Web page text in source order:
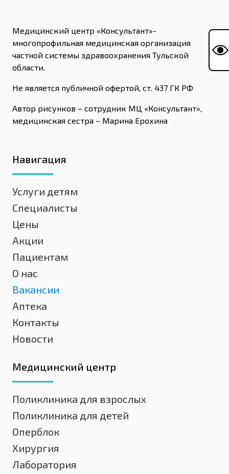
Медицинский центр «Консультант»-
многопрофильная медицинская организация
частной системы здравоохранения Тульской
области.
Не является публичной офертой, ст. 437 ГК РФ
Автор рисунков – сотрудник МЦ «Консультант»,
медицинская сестра – Марина Ерохина
Навигация
Услуги детям
Специалисты
Цены
Акции
Пациентам
О нас
Вакансии
Аптека
Контакты
Новости
Медицинский центр
Поликлиника для взрослых
Поликлиника для детей
Оперблок
Хирургия
Лаборатория